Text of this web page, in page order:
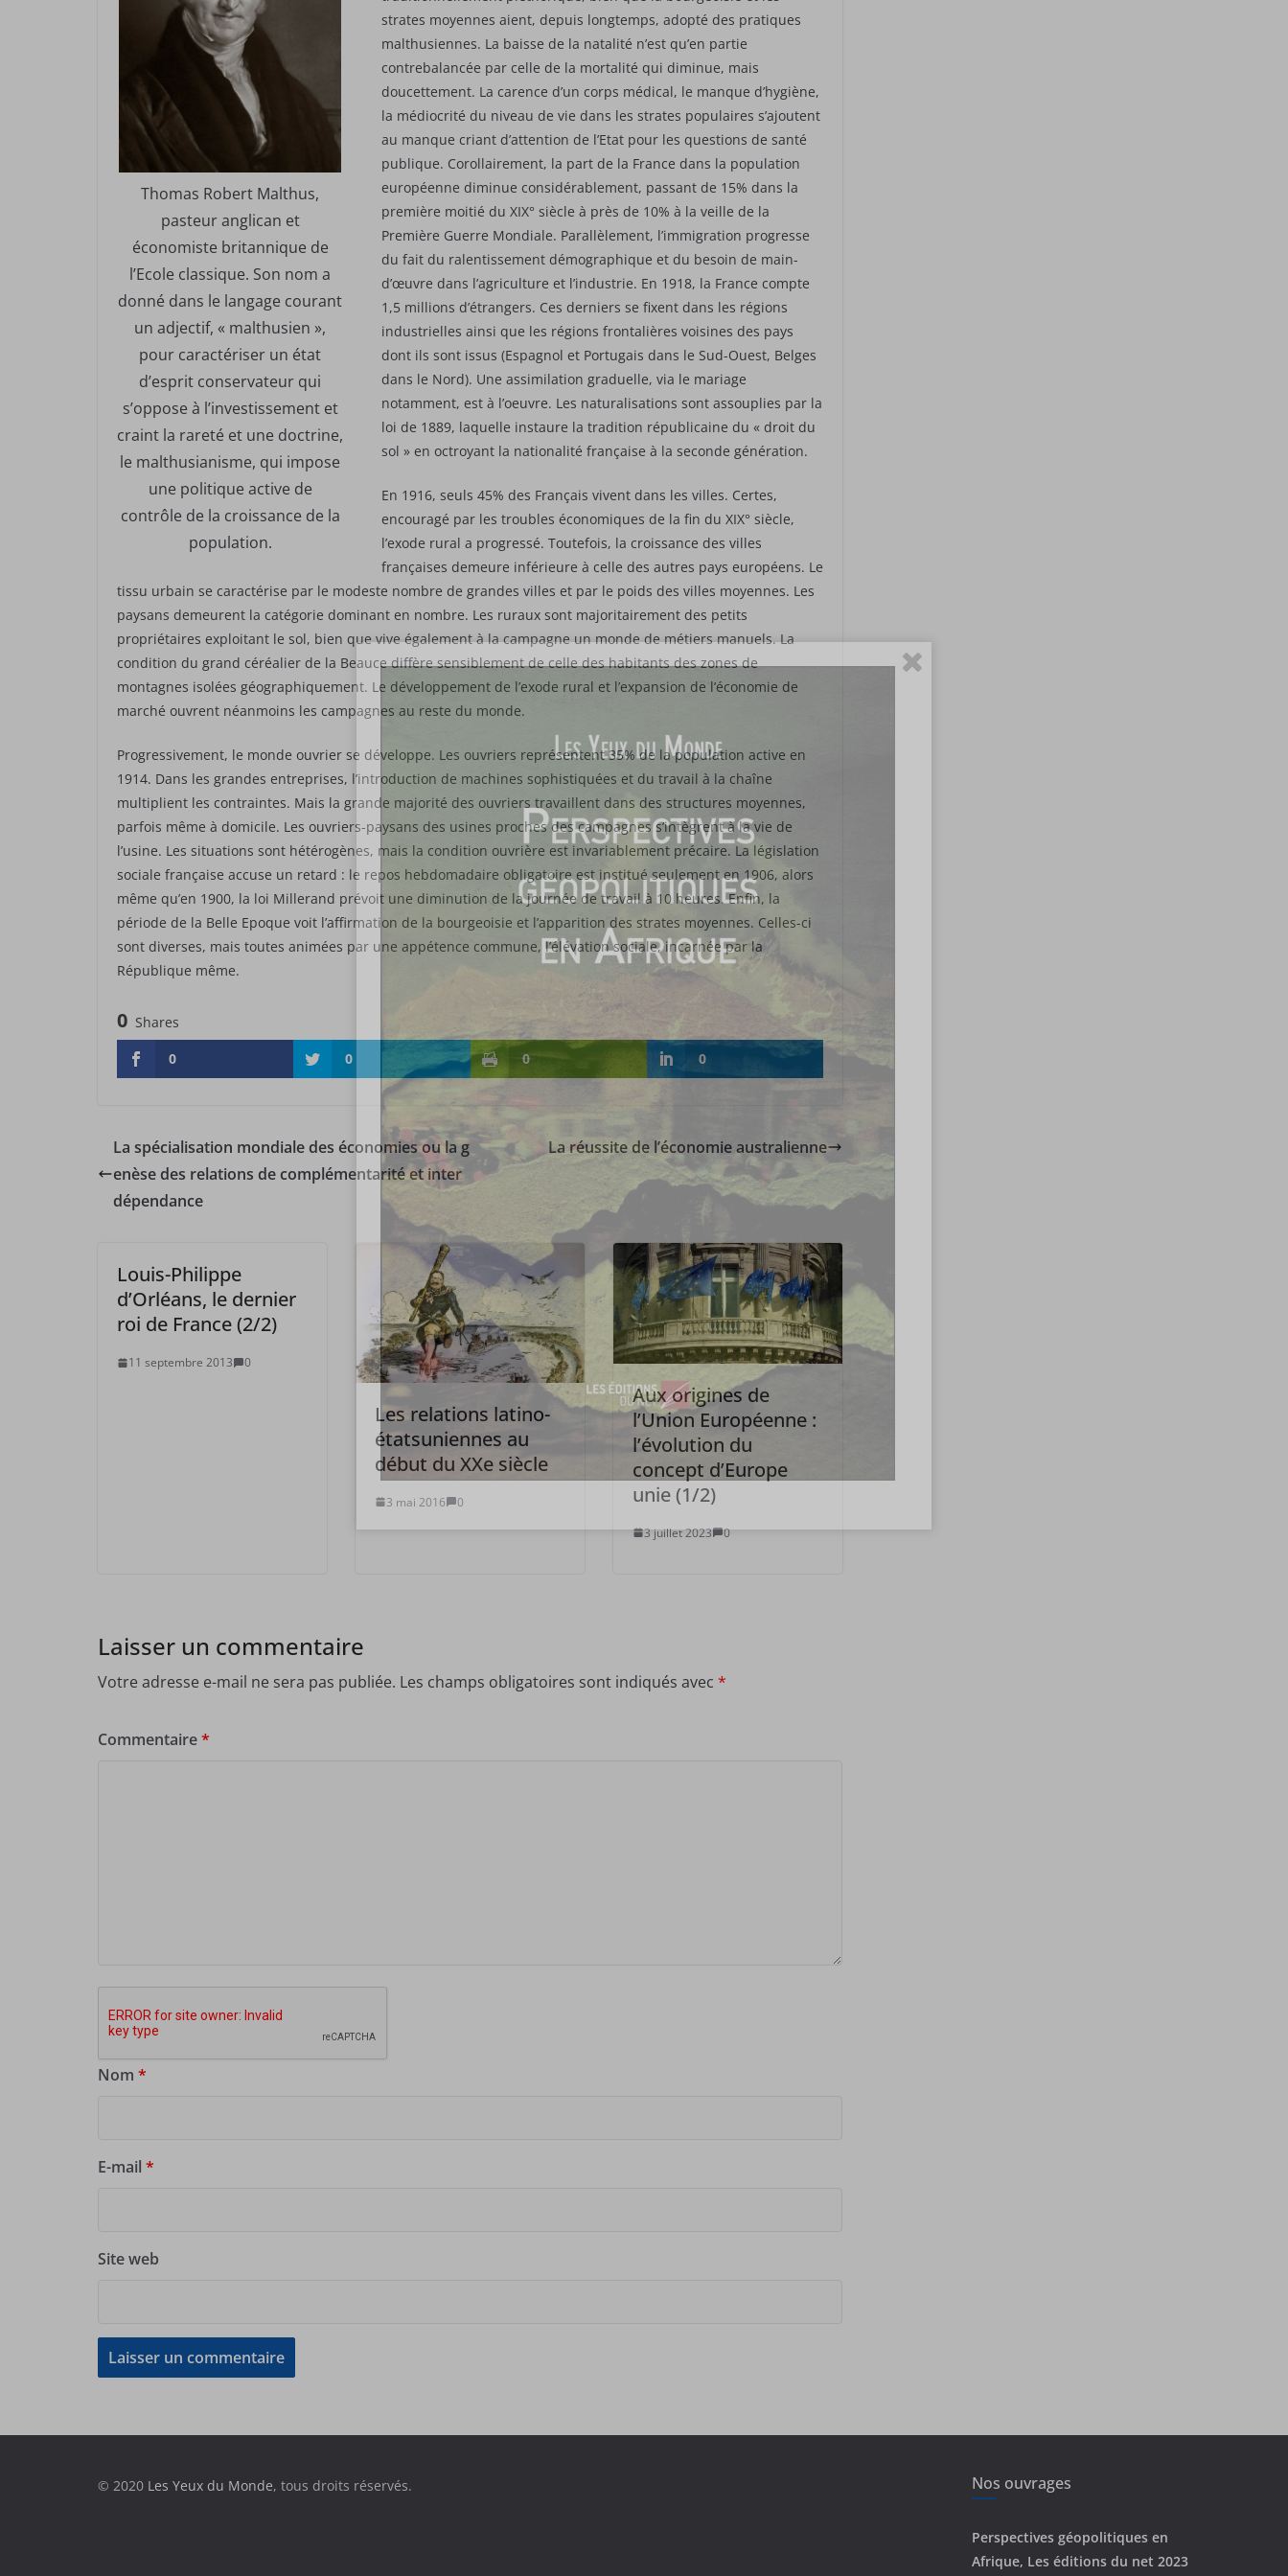
Thomas Robert Malthus,
pasteur anglican et
économiste britannique de
l’Ecole classique. Son nom a
donné dans le langage courant
un adjectif, « malthusien »,
pour caractériser un état
d’esprit conservateur qui
s’oppose à l’investissement et
craint la rareté et une doctrine,
le malthusianisme, qui impose
une politique active de
contrôle de la croissance de la
population.
strates moyennes aient, depuis longtemps, adopté des pratiques
malthusiennes. La baisse de la natalité n’est qu’en partie
contrebalancée par celle de la mortalité qui diminue, mais
doucettement. La carence d’un corps médical, le manque d’hygiène,
la médiocrité du niveau de vie dans les strates populaires s’ajoutent
au manque criant d’attention de l’Etat pour les questions de santé
publique. Corollairement, la part de la France dans la population
européenne diminue considérablement, passant de 15% dans la
première moitié du XIX° siècle à près de 10% à la veille de la
Première Guerre Mondiale. Parallèlement, l’immigration progresse
du fait du ralentissement démographique et du besoin de main-
d’œuvre dans l’agriculture et l’industrie. En 1918, la France compte
1,5 millions d’étrangers. Ces derniers se fixent dans les régions
industrielles ainsi que les régions frontalières voisines des pays
dont ils sont issus (Espagnol et Portugais dans le Sud-Ouest, Belges
dans le Nord). Une assimilation graduelle, via le mariage
notamment, est à l’oeuvre. Les naturalisations sont assouplies par la
loi de 1889, laquelle instaure la tradition républicaine du « droit du
sol » en octroyant la nationalité française à la seconde génération.
En 1916, seuls 45% des Français vivent dans les villes. Certes,
encouragé par les troubles économiques de la fin du XIX° siècle,
l’exode rural a progressé. Toutefois, la croissance des villes
françaises demeure inférieure à celle des autres pays européens. Le
tissu urbain se caractérise par le modeste nombre de grandes villes et par le poids des villes moyennes. Les
paysans demeurent la catégorie dominant en nombre. Les ruraux sont majoritairement des petits
propriétaires exploitant le sol, bien que vive également à la campagne un monde de métiers manuels. La
condition du grand céréalier de la Beauce diffère sensiblement de celle des habitants des zones de
montagnes isolées géographiquement. Le développement de l’exode rural et l’expansion de l’économie de
marché ouvrent néanmoins les campagnes au reste du monde.
Progressivement, le monde ouvrier se développe. Les ouvriers représentent 35% de la population active en
1914. Dans les grandes entreprises, l’introduction de machines sophistiquées et du travail à la chaîne
multiplient les contraintes. Mais la grande majorité des ouvriers travaillent dans des structures moyennes,
parfois même à domicile. Les ouvriers-paysans des usines proches des campagnes s’intègrent à la vie de
l’usine. Les situations sont hétérogènes, mais la condition ouvrière est invariablement précaire. La législation
sociale française accuse un retard : le repos hebdomadaire obligatoire est institué seulement en 1906, alors
même qu’en 1900, la loi Millerand prévoit une diminution de la journée de travail à 10 heures. Enfin, la
période de la Belle Epoque voit l’affirmation de la bourgeoisie et l’apparition des strates moyennes. Celles-ci
sont diverses, mais toutes animées par une appétence commune, l’élévation sociale, incarnée par la
République même.
0 Shares
0
0 0 0
La spécialisation mondiale des économies ou la g
enèse des relations de complémentarité et inter
dépendance
La réussite de l’économie australienne
Louis-Philippe
d’Orléans, le dernier
roi de France (2/2)
11 septembre 2013 0
Les relations latino-
étatsuniennes au
début du XXe siècle
3 mai 2016 0
Aux origines de
l’Union Européenne :
l’évolution du
concept d’Europe
unie (1/2)
3 juillet 2023 0
Laisser un commentaire
Votre adresse e-mail ne sera pas publiée. Les champs obligatoires sont indiqués avec *
Commentaire*
Nom *
E-mail *
Site web
© 2020 Les Yeux du Monde, tous droits réservés. Nos ouvrages
Perspectives géopolitiques en
Afrique, Les éditions du net 2023